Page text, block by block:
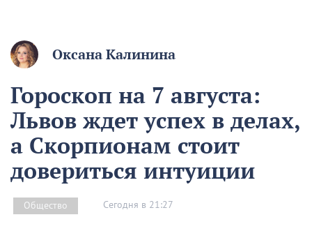
Оксана Калинина
Гороскоп на 7 августа:
Львов ждет успех в делах,
а Скорпионам стоит
довериться интуиции
Общество Сегодня в 21:27